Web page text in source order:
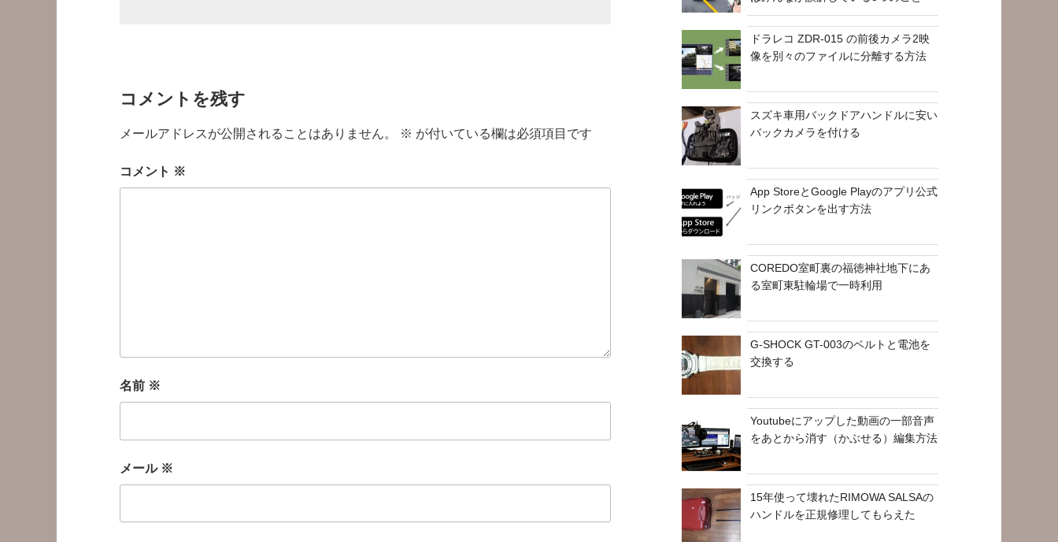
コメントを残す
メールアドレスが公開されることはありません。 ※ が付いている欄は必須項目です
コメント ※
名前 ※
メール ※
ドラレコ ZDR-015 の前後カメラ2映
像を別々のファイルに分離する方法
スズキ車用バックドアハンドルに安い
バックカメラを付ける
App StoreとGoogle Playのアプリ公式
リンクボタンを出す方法
COREDO室町裏の福徳神社地下にあ
る室町東駐輪場で一時利用
G-SHOCK GT-003のベルトと電池を
交換する
Youtubeにアップした動画の一部音声
をあとから消す（かぶせる）編集方法
15年使って壊れたRIMOWA SALSAの
ハンドルを正規修理してもらえた